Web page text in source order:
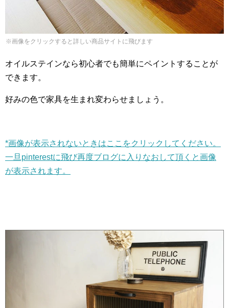
※画像をクリックすると詳しい商品サイトに飛びます
オイルステインなら初心者でも簡単にペイントすることが
できます。
好みの色で家具を生まれ変わらせましょう。
*画像が表示されないときはここをクリックしてください。
一旦pinterestに飛び再度ブログに入りなおして頂くと画像
が表示されます。